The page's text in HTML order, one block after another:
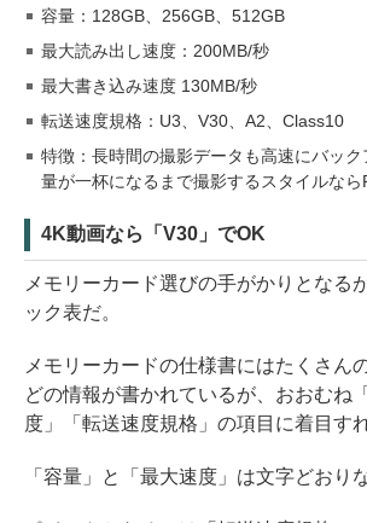
容量：128GB、256GB、512GB
最大読み出し速度：200MB/秒
最大書き込み速度 130MB/秒
転送速度規格：U3、V30、A2、Class10
特徴：長時間の撮影データも高速にバッ
量が一杯になるまで撮影するスタイルな
4K動画なら「V30」でOK
メモリーカード選びの手がかりとなる
ック表だ。
メモリーカードの仕様書にはたくさん
どの情報が書かれているが、おおむね
度」「転送速度規格」の項目に着目す
「容量」と「最大速度」は文字どおり